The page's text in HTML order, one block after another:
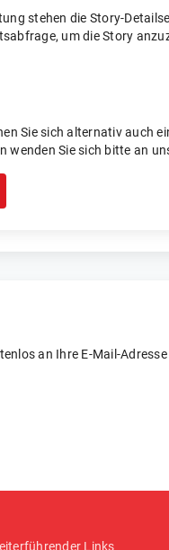
stehen die Story-
um die Story
Sie sich alternativ auch
wenden Sie sich bitte an
an Ihre E-Mail-
Links